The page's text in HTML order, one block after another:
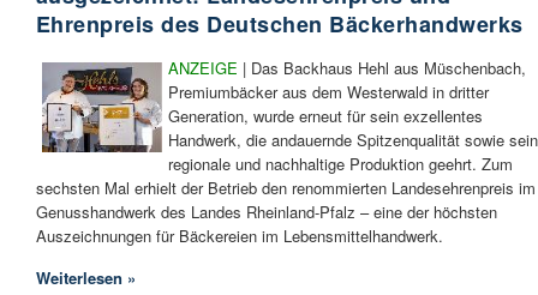
Ehrenpreis des Deutschen Bäckerhandwerks
ANZEIGE | Das Backhaus Hehl aus Müschenbach,
Premiumbäcker aus dem Westerwald in dritter
Generation, wurde erneut für sein exzellentes
Handwerk, die andauernde Spitzenqualität sowie
regionale und nachhaltige Produktion geehrt. Zum
sechsten Mal erhielt der Betrieb den renommierten Landesehrenpreis im
Genusshandwerk des Landes Rheinland-Pfalz – eine der höchsten
Auszeichnungen für Bäckereien im Lebensmittelhandwerk.
Weiterlesen »